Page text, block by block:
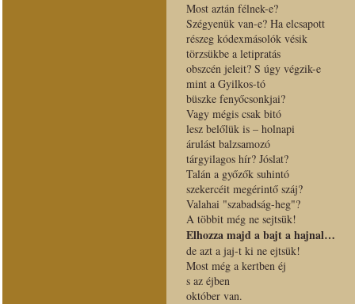
Most aztán félnek-e?
Szégyenük van-e? Ha elcsapott
részeg kódexmásolók vésik
törzsükbe a letipratás
obszcén jeleit? S úgy végzik-e
mint a Gyilkos-tó
büszke fenyőcsonkjai?
Vagy mégis csak bitó
lesz belőlük is – holnapi
árulást balzsamozó
tárgyilagos hír? Jóslat?
Talán a győzők suhintó
szekercéit megérintő száj?
Valahai "szabadság-heg"?
A többit még ne sejtsük!
Elhozza majd a bajt a hajnal…
de azt a jaj-t ki ne ejtsük!
Most még a kertben éj
s az éjben
október van.